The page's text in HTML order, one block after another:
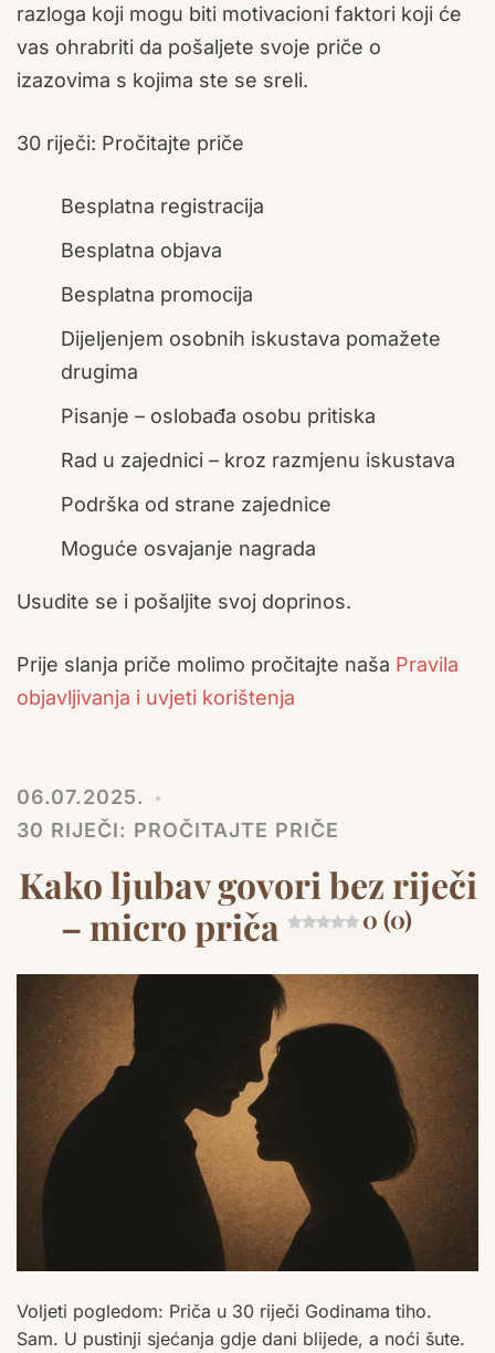
razloga koji mogu biti motivacioni faktori koji će
vas ohrabriti da pošaljete svoje priče o
izazovima s kojima ste se sreli.
30 riječi: Pročitajte priče
Besplatna registracija
Besplatna objava
Besplatna promocija
Dijeljenjem osobnih iskustava pomažete
drugima
Pisanje – oslobađa osobu pritiska
Rad u zajednici – kroz razmjenu iskustava
Podrška od strane zajednice
Moguće osvajanje nagrada
Usudite se i pošaljite svoj doprinos.
Prije slanja priče molimo pročitajte naša Pravila
objavljivanja i uvjeti korištenja
06.07.2025.
30 RIJEČI: PROČITAJTE PRIČE
Kako ljubav govori bez riječi
– micro priča
0 (0)
Voljeti pogledom: Priča u 30 riječi Godinama tiho.
Sam. U pustinji sjećanja gdje dani blijede, a noći šute.